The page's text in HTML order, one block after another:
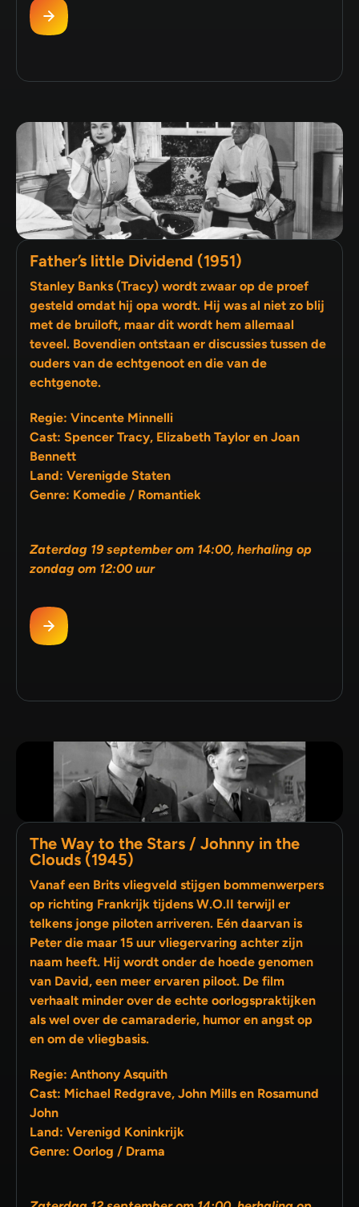
Father’s little Dividend (1951)
Stanley Banks (Tracy) wordt zwaar op de proef
gesteld omdat hij opa wordt. Hij was al niet zo blij
met de bruiloft, maar dit wordt hem allemaal
teveel. Bovendien ontstaan er discussies tussen de
ouders van de echtgenoot en die van de
echtgenote.
Regie: Vincente Minnelli
Cast: Spencer Tracy, Elizabeth Taylor en Joan
Bennett
Land: Verenigde Staten
Genre: Komedie / Romantiek
Zaterdag 19 september om 14:00, herhaling op
zondag om 12:00 uur
The Way to the Stars / Johnny in the
Clouds (1945)
Vanaf een Brits vliegveld stijgen bommenwerpers
op richting Frankrijk tijdens W.O.II terwijl er
telkens jonge piloten arriveren. Eén daarvan is
Peter die maar 15 uur vliegervaring achter zijn
naam heeft. Hij wordt onder de hoede genomen
van David, een meer ervaren piloot. De film
verhaalt minder over de echte oorlogspraktijken
als wel over de camaraderie, humor en angst op
en om de vliegbasis.
Regie: Anthony Asquith
Cast: Michael Redgrave, John Mills en Rosamund
John
Land: Verenigd Koninkrijk
Genre: Oorlog / Drama